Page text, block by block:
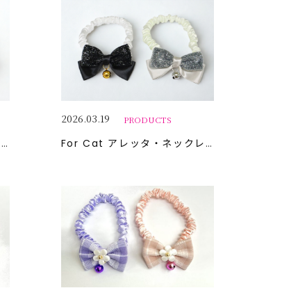
For Cat アレッタ・ネックレス
2026.03.19 PRODUCTS